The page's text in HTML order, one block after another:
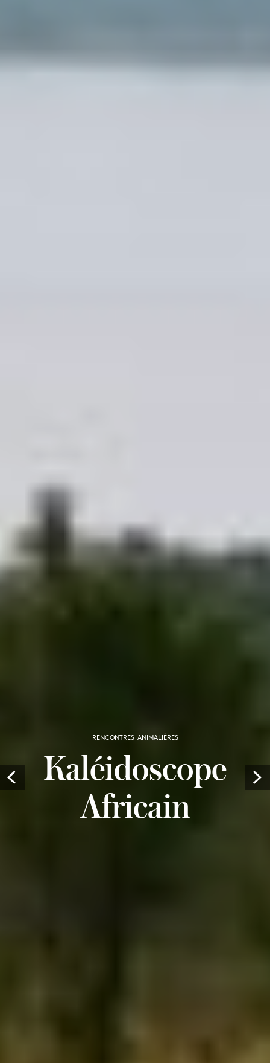
RENCONTRES ANIMALIÈRES
Kaléidoscope
Africain